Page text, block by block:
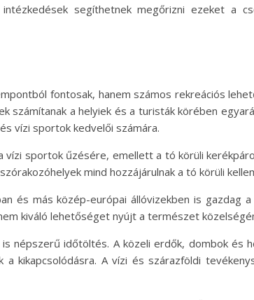
segíthetnek megőrizni ezeket a
fontosak, hanem számos rekreációs
számítanak a helyiek és a turisták körében
vízi sportok kedvelői számára.
vízi sportok űzésére, emellett a tó körüli
mind hozzájárulnak a tó körüli
és más közép-európai állóvizekben is gazdag a
kiváló lehetőséget nyújt a természet
népszerű időtöltés. A közeli erdők, dombok és
kikapcsolódásra. A vízi és szárazföldi